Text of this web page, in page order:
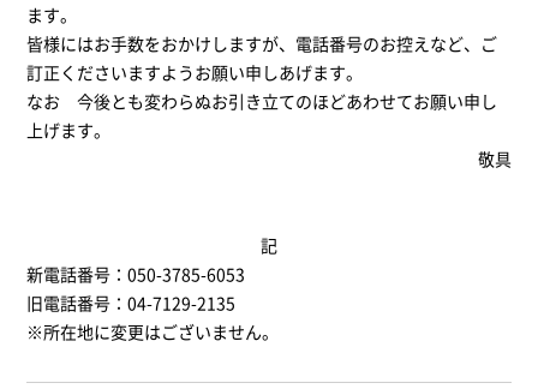
ます。
皆様にはお手数をおかけしますが、電話番号のお控えなど、ご
訂正くださいますようお願い申しあげます。
なお 今後とも変わらぬお引き立てのほどあわせてお願い申し
上げます。
敬具
記
新電話番号：050-3785-6053
旧電話番号：04-7129-2135
※所在地に変更はございません。